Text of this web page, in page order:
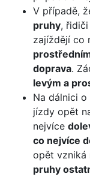
V případě,
pruhy,
zajíždějí co
doprava.
levým a
Na dálnici o
jízdy opět
nejvíce
co nejvíce
opět vzniká
pruhy